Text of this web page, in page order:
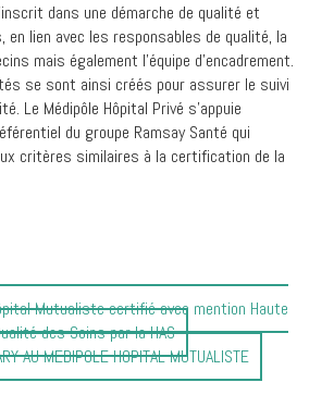
dans une démarche de qualité et
lien avec les responsables de qualité, la
mais également l’équipe d’encadrement.
se sont ainsi créés pour assurer le suivi
Le Médipôle Hôpital Privé s’appuie
du groupe Ramsay Santé qui
critères similaires à la certification de la
Mutualiste certifié avec mention Haute
des Soins par la HAS
AU MEDIPOLE HOPITAL MUTUALISTE